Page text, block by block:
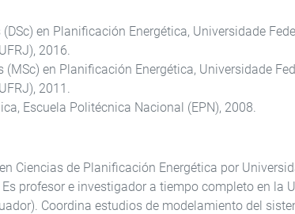
(DSc) en Planificación Energética, Universidade
2016.
(MSc) en Planificación Energética, Universidade
2011.
Escuela Politécnica Nacional (EPN), 2008.
Ciencias de Planificación Energética por
profesor e investigador a tiempo completo en la
Coordina estudios de modelamiento del